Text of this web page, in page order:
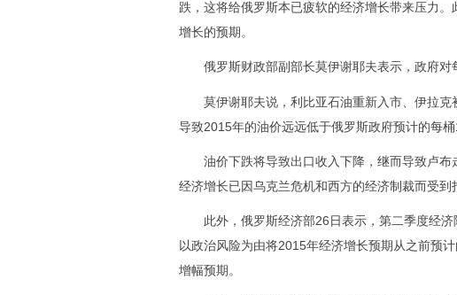
跌，这将给俄罗斯本已疲软的经济增长带来压力
增长的预期。
俄罗斯财政部副部长莫伊谢耶夫表示，政府对
莫伊谢耶夫说，利比亚石油重新入市、伊拉克
导致2015年的油价远远低于俄罗斯政府预计的每桶
油价下跌将导致出口收入下降，继而导致卢布
经济增长已因乌克兰危机和西方的经济制裁而受到
此外，俄罗斯经济部26日表示，第二季度经济
以政治风险为由将2015年经济增长预期从之前预
增幅预期。